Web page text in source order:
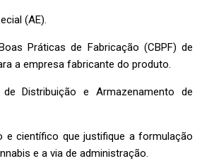
(AE).
Práticas de Fabricação (CBPF) de
a empresa fabricante do produto.
Distribuição e Armazenamento de
e científico que justifique a formulação
e a via de administração.